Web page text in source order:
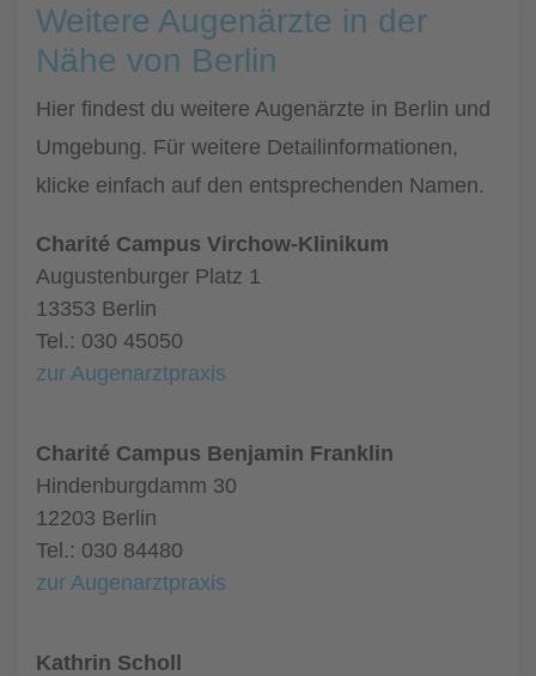
Weitere Augenärzte in der
Nähe von Berlin
Hier findest du weitere Augenärzte in Berlin und
Umgebung. Für weitere Detailinformationen,
klicke einfach auf den entsprechenden Namen.
Charité Campus Virchow-Klinikum
Augustenburger Platz 1
13353 Berlin
Tel.: 030 45050
zur Augenarztpraxis
Charité Campus Benjamin Franklin
Hindenburgdamm 30
12203 Berlin
Tel.: 030 84480
zur Augenarztpraxis
Kathrin Scholl